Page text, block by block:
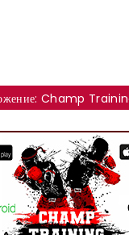
Champ